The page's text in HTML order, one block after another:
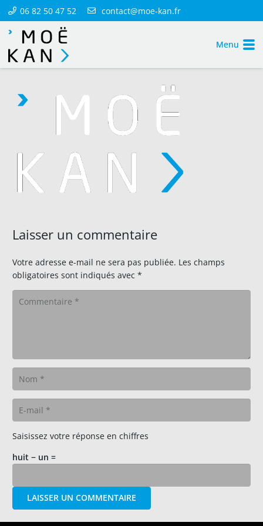
06 82 50 47 52 contact@moe-kan.fr
Menu
Laisser un commentaire
Votre adresse e-mail ne sera pas publiée. Les champs
obligatoires sont indiqués avec *
Saisissez votre réponse en chiffres
huit − un =
LAISSER UN COMMENTAIRE